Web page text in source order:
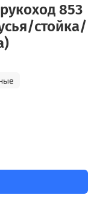
853
стойка/